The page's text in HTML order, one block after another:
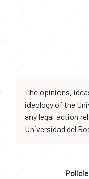
The opinions,
ideology of the
any legal action
Universidad del